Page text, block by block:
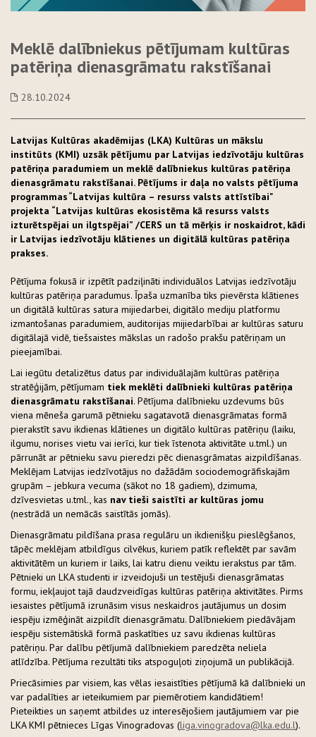
Meklē dalībniekus pētījumam kultūras
patēriņa dienasgrāmatu rakstīšanai
28.10.2024
Latvijas Kultūras akadēmijas (LKA) Kultūras un mākslu
institūts (KMI) uzsāk pētījumu par Latvijas iedzīvotāju kultūras
patēriņa paradumiem un meklē dalībniekus kultūras patēriņa
dienasgrāmatu rakstīšanai. Pētījums ir daļa no valsts pētījuma
programmas “Latvijas kultūra – resurss valsts attīstībai"
projekta “Latvijas kultūras ekosistēma kā resurss valsts
izturētspējai un ilgtspējai” /CERS un tā mērķis ir noskaidrot, kādi
ir Latvijas iedzīvotāju klātienes un digitālā kultūras patēriņa
prakses.
Pētījuma fokusā ir izpētīt padziļināti individuālos Latvijas iedzīvotāju
kultūras patēriņa paradumus. Īpaša uzmanība tiks pievērsta klātienes
un digitālā kultūras satura mijiedarbei, digitālo mediju platformu
izmantošanas paradumiem, auditorijas mijiedarbībai ar kultūras saturu
digitālajā vidē, tiešsaistes mākslas un radošo prakšu patēriņam un
pieejamībai.
Lai iegūtu detalizētus datus par individuālajām kultūras patēriņa
stratēģijām, pētījumam tiek meklēti dalībnieki kultūras patēriņa
dienasgrāmatu rakstīšanai. Pētījuma dalībnieku uzdevums būs
viena mēneša garumā pētnieku sagatavotā dienasgrāmatas formā
pierakstīt savu ikdienas klātienes un digitālo kultūras patēriņu (laiku,
ilgumu, norises vietu vai ierīci, kur tiek īstenota aktivitāte u.tml.) un
pārrunāt ar pētnieku savu pieredzi pēc dienasgrāmatas aizpildīšanas.
Meklējam Latvijas iedzīvotājus no dažādām sociodemogrāfiskajām
grupām – jebkura vecuma (sākot no 18 gadiem), dzimuma,
dzīvesvietas u.tml., kas nav tieši saistīti ar kultūras jomu
(nestrādā un nemācās saistītās jomās).
Dienasgrāmatu pildīšana prasa regulāru un ikdienišķu pieslēgšanos,
tāpēc meklējam atbildīgus cilvēkus, kuriem patīk reflektēt par savām
aktivitātēm un kuriem ir laiks, lai katru dienu veiktu ierakstus par tām.
Pētnieki un LKA studenti ir izveidojuši un testējuši dienasgrāmatas
formu, iekļaujot tajā daudzveidīgas kultūras patēriņa aktivitātes. Pirms
iesaistes pētījumā izrunāsim visus neskaidros jautājumus un dosim
iespēju izmēģināt aizpildīt dienasgrāmatu. Dalībniekiem piedāvājam
iespēju sistemātiskā formā paskatīties uz savu ikdienas kultūras
patēriņu. Par dalību pētījumā dalībniekiem paredzēta neliela
atlīdzība. Pētījuma rezultāti tiks atspoguļoti ziņojumā un publikācijā.
Priecāsimies par visiem, kas vēlas iesaistīties pētījumā kā dalībnieki un
var padalīties ar ieteikumiem par piemērotiem kandidātiem!
Pieteikties un saņemt atbildes uz interesējošiem jautājumiem var pie
LKA KMI pētnieces Līgas Vinogradovas (liga.vinogradova@lka.edu.l).